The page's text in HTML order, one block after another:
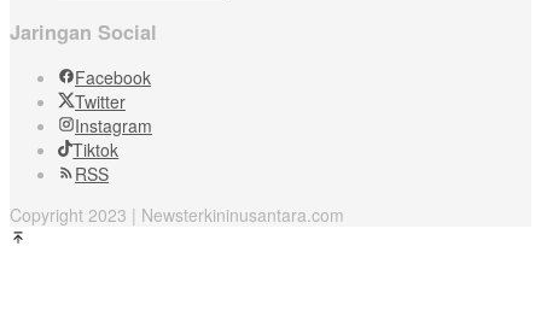
Jaringan Social
Facebook
Twitter
Instagram
Tiktok
RSS
Copyright 2023 | Newsterkininusantara.com